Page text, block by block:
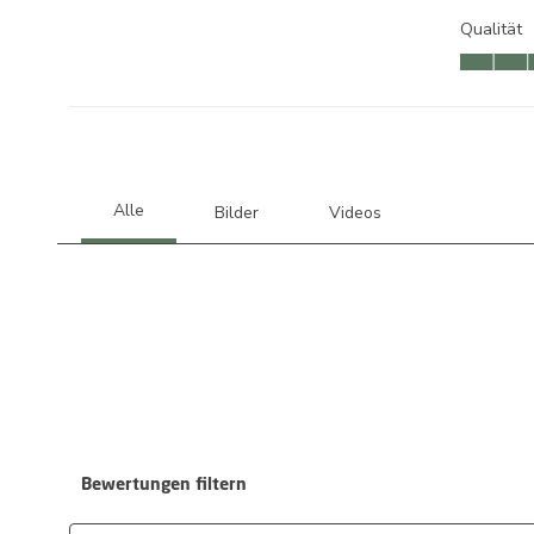
Qualität
Qualität,
Bewertungen filtern